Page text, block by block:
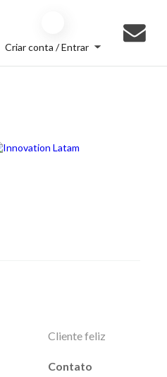
Criar conta / Entrar
Cliente feliz
Contato